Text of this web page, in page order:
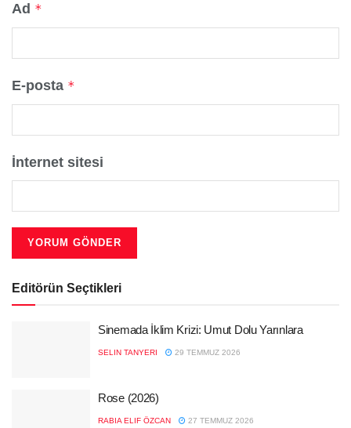
Ad *
E-posta *
İnternet sitesi
Editörün Seçtikleri
Sinemada İklim Krizi: Umut Dolu Yarınlara
SELIN TANYERI 29 TEMMUZ 2026
Rose (2026)
RABIA ELIF ÖZCAN 27 TEMMUZ 2026